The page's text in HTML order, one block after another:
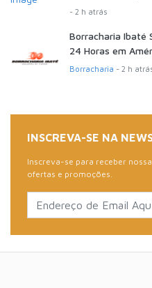
- 2 h atrás
Borracharia Ibaté
24 Horas em
Borracharia - 2 h
INSCREVA-SE NA
Inscreva-se para receber
ofertas e promoções.